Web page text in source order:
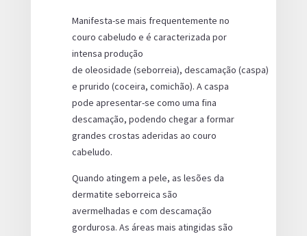
Manifesta-se mais frequentemente no
couro cabeludo e é caracterizada por
intensa produção
de oleosidade (seborreia), descamação (caspa)
e prurido (coceira, comichão). A caspa
pode apresentar-se como uma fina
descamação, podendo chegar a formar
grandes crostas aderidas ao couro
cabeludo.
Quando atingem a pele, as lesões da
dermatite seborreica são
avermelhadas e com descamação
gordurosa. As áreas mais atingidas são